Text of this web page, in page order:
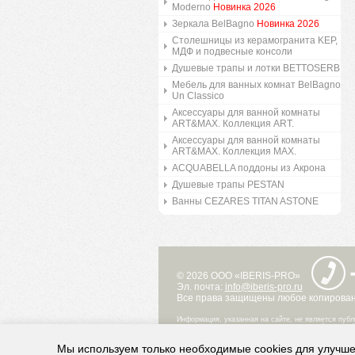
Moderno Новинка 2026
Зеркала BelBagno Новинка 2026
Столешницы из керамогранита KEP,
МДФ и подвесные консоли
Душевые трапы и лотки BETTOSERB
Мебель для ванных комнат BelBagno
Un Classico
Аксессуары для ванной комнаты
ART&MAX. Коллекция ART.
Аксессуары для ванной комнаты
ART&MAX. Коллекция MAX.
ACQUABELLA поддоны из Акрона
Душевые трапы PESTAN
Ванны CEZARES TITAN ASTONE
© 2026 ООО «IBERIS-PRO»
Эл. почта: info@iberis-pro.ru
Все права защищены любое
Информация, указанная на сайте, не является
представленных в каталоге на сайте, могут
Информация о цене товара, указанная в каталоге
Мы используем только необходимые cookies для